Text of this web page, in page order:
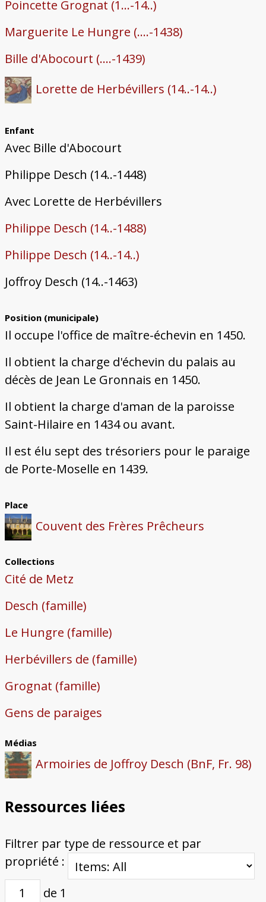
Poincette Grognat (1...-14..)
Marguerite Le Hungre (....-1438)
Bille d'Abocourt (....-1439)
Lorette de Herbévillers (14..-14..)
Enfant
Avec Bille d'Abocourt
Philippe Desch (14..-1448)
Avec Lorette de Herbévillers
Philippe Desch (14..-1488)
Philippe Desch (14..-14..)
Joffroy Desch (14..-1463)
Position (municipale)
Il occupe l'office de maître-échevin en 1450.
Il obtient la charge d'échevin du palais au
décès de Jean Le Gronnais en 1450.
Il obtient la charge d'aman de la paroisse
Saint-Hilaire en 1434 ou avant.
Il est élu sept des trésoriers pour le paraige
de Porte-Moselle en 1439.
Place
Couvent des Frères Prêcheurs
Collections
Cité de Metz
Desch (famille)
Le Hungre (famille)
Herbévillers de (famille)
Grognat (famille)
Gens de paraiges
Médias
Armoiries de Joffroy Desch (BnF, Fr. 98)
Ressources liées
Filtrer par type de ressource et par
propriété :
de 1